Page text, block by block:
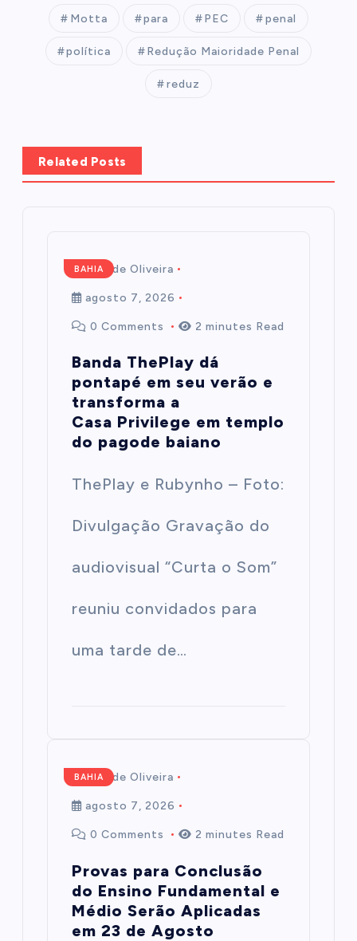
Motta para PEC penal
política Redução Maioridade Penal
reduz
Related Posts
BAHIA
Mairim de Oliveira
agosto 7, 2026
0 Comments 2 minutes Read
Banda ThePlay dá
pontapé em seu verão e
transforma a
Casa Privilege em templo
do pagode baiano
ThePlay e Rubynho – Foto:
Divulgação Gravação do
audiovisual “Curta o Som”
reuniu convidados para
uma tarde de…
BAHIA
Mairim de Oliveira
agosto 7, 2026
0 Comments 2 minutes Read
Provas para Conclusão
do Ensino Fundamental e
Médio Serão Aplicadas
em 23 de Agosto